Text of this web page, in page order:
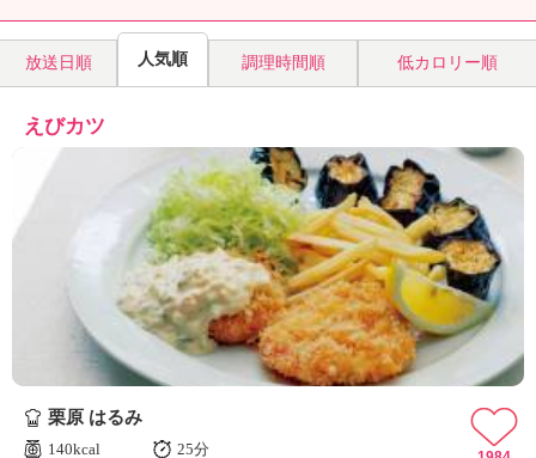
放送日順 人気順 調理時間順 低カロリー順
えびカツ
栗原 はるみ
140kcal
25分